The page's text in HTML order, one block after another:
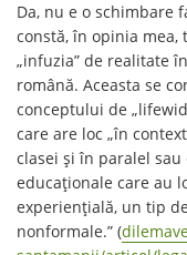
Da, nu e o schimbare
constă, în opinia mea,
„infuzia” de realitate
română. Aceasta se
conceptului de
care are loc „în
clasei şi în paralel
educaţionale care au
experienţială, un tip
nonformale.” (